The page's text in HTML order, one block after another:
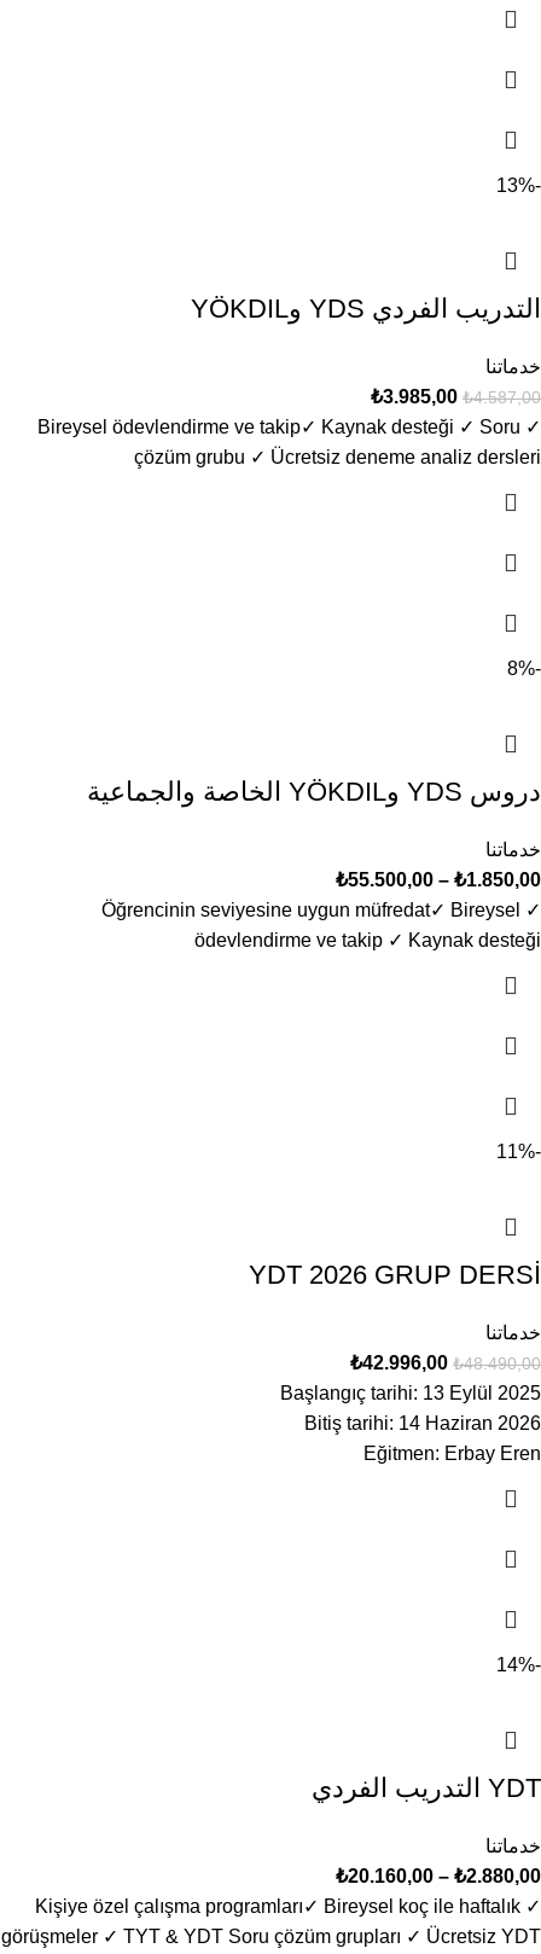
-13%
التدريب الفردي YDS وYÖKDIL
خدماتنا
₺4.587,00
₺3.985,00
✓ Bireysel ödevlendirme ve takip​ ✓ Kaynak desteği ✓ Soru
çözüm grubu ✓ Ücretsiz deneme analiz dersleri
-8%
دروس YDS وYÖKDIL الخاصة والجماعية
خدماتنا
₺1.850,00
–
₺55.500,00
✓ Öğrencinin seviyesine uygun müfredat​ ✓ Bireysel
ödevlendirme ve takip ✓ Kaynak desteği
-11%
YDT 2026 GRUP DERSİ
خدماتنا
₺48.490,00
₺42.996,00
Başlangıç tarihi: 13 Eylül 2025
Bitiş tarihi: 14 Haziran 2026
Eğitmen: Erbay Eren
-14%
YDT التدريب الفردي
خدماتنا
₺2.880,00
–
₺20.160,00
✓ Kişiye özel çalışma programları​ ✓ Bireysel koç ile haftalık
görüşmeler ✓ TYT & YDT Soru çözüm grupları ✓ Ücretsiz YDT